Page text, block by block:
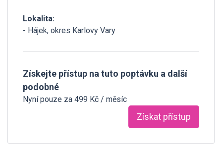
Lokalita:
- Hájek, okres Karlovy Vary
Získejte přístup na tuto poptávku a další
podobné
Nyní pouze za 499 Kč / měsíc
Získat přístup